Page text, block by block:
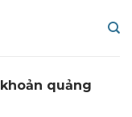
quảng